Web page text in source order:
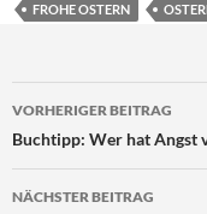
FROHE OSTERN
VORHERIGER BEITRAG
Buchtipp: Wer hat Angst
NÄCHSTER BEITRAG